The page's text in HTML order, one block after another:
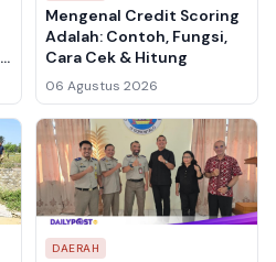
Mengenal Credit Scoring
Adalah: Contoh, Fungsi,
Cara Cek & Hitung
06 Agustus 2026
DAERAH